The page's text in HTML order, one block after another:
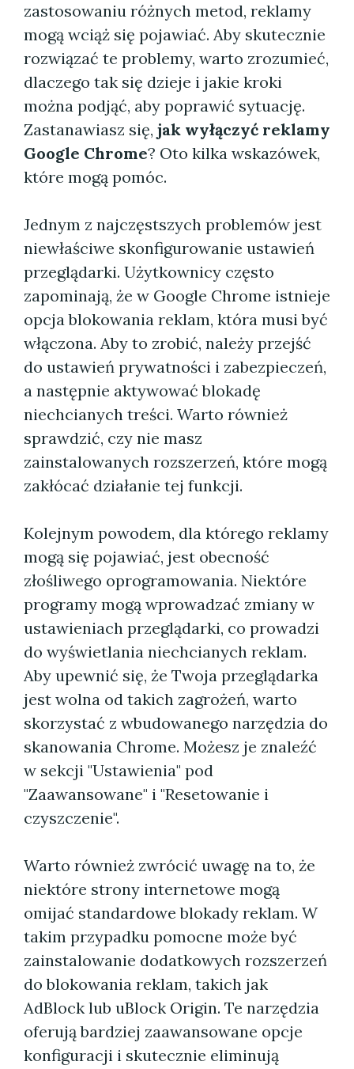
zastosowaniu różnych metod, reklamy
mogą wciąż się pojawiać. Aby skutecznie
rozwiązać te problemy, warto zrozumieć,
dlaczego tak się dzieje i jakie kroki
można podjąć, aby poprawić sytuację.
Zastanawiasz się, jak wyłączyć reklamy
Google Chrome? Oto kilka wskazówek,
które mogą pomóc.
Jednym z najczęstszych problemów jest
niewłaściwe skonfigurowanie ustawień
przeglądarki. Użytkownicy często
zapominają, że w Google Chrome istnieje
opcja blokowania reklam, która musi być
włączona. Aby to zrobić, należy przejść
do ustawień prywatności i zabezpieczeń,
a następnie aktywować blokadę
niechcianych treści. Warto również
sprawdzić, czy nie masz
zainstalowanych rozszerzeń, które mogą
zakłócać działanie tej funkcji.
Kolejnym powodem, dla którego reklamy
mogą się pojawiać, jest obecność
złośliwego oprogramowania. Niektóre
programy mogą wprowadzać zmiany w
ustawieniach przeglądarki, co prowadzi
do wyświetlania niechcianych reklam.
Aby upewnić się, że Twoja przeglądarka
jest wolna od takich zagrożeń, warto
skorzystać z wbudowanego narzędzia do
skanowania Chrome. Możesz je znaleźć
w sekcji "Ustawienia" pod
"Zaawansowane" i "Resetowanie i
czyszczenie".
Warto również zwrócić uwagę na to, że
niektóre strony internetowe mogą
omijać standardowe blokady reklam. W
takim przypadku pomocne może być
zainstalowanie dodatkowych rozszerzeń
do blokowania reklam, takich jak
AdBlock lub uBlock Origin. Te narzędzia
oferują bardziej zaawansowane opcje
konfiguracji i skutecznie eliminują